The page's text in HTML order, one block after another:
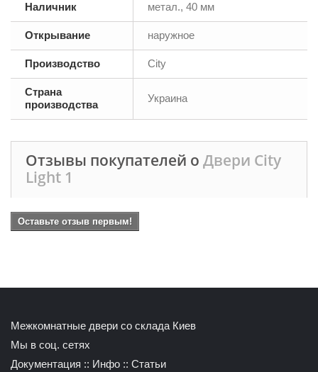
Наличник метал., 40 мм
Открывание наружное
Производство City
Страна
производства
Украина
Отзывы покупателей о Двери City
Light 1
Оставьте отзыв первым!
Межкомнатные двери со склада Киев
Мы в соц. сетях
Документация :: Инфо :: Статьи